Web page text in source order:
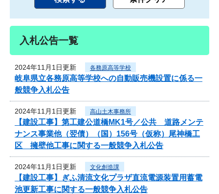
入札公告一覧
2024年11月1日更新 各務原高等学校
岐阜県立各務原高等学校への自動販売機設置に係る一
般競争入札公告
2024年11月1日更新 高山土木事務所
【建設工事】第工建公道橋MK1号／公共 道路メンテ
ナンス事業他（翌債）（国）156号（仮称）尾神橋工
区 擁壁他工事に関する一般競争入札公告
2024年11月1日更新 文化創造課
【建設工事】ぎふ清流文化プラザ直流電源装置用蓄電
池更新工事に関する一般競争入札公告